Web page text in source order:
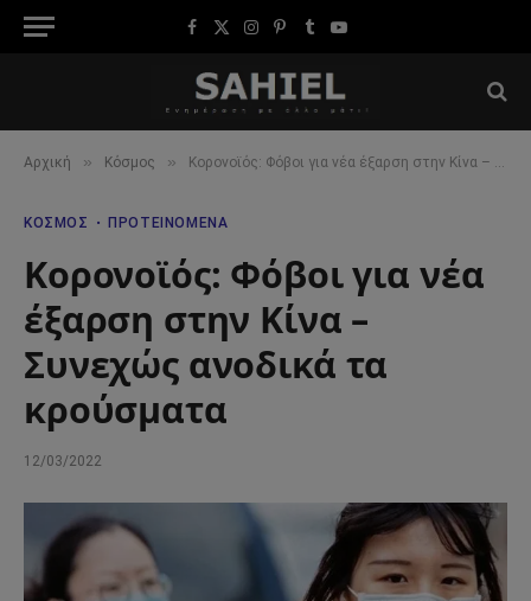
Facebook
X
Instagram
Pinterest
TumblrYouTube
Αρχική » Κόσμος » Κορονοϊός: Φόβοι για νέα έξαρση στην Κίνα – Συνεχώς ανοδικά τα κρούσματα
ΚΌΣΜΟΣ ΠΡΟΤΕΙΝΌΜΕΝΑ
Κορονοϊός: Φόβοι για νέα
έξαρση στην Κίνα –
Συνεχώς ανοδικά τα
κρούσματα
12/03/2022